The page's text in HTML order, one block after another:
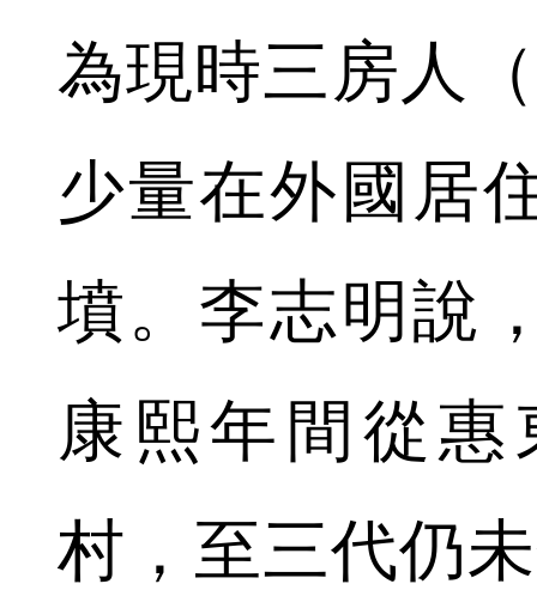
為現時三房人
少量在外國居
墳。李志明說
康熙年間從
村，至三代仍